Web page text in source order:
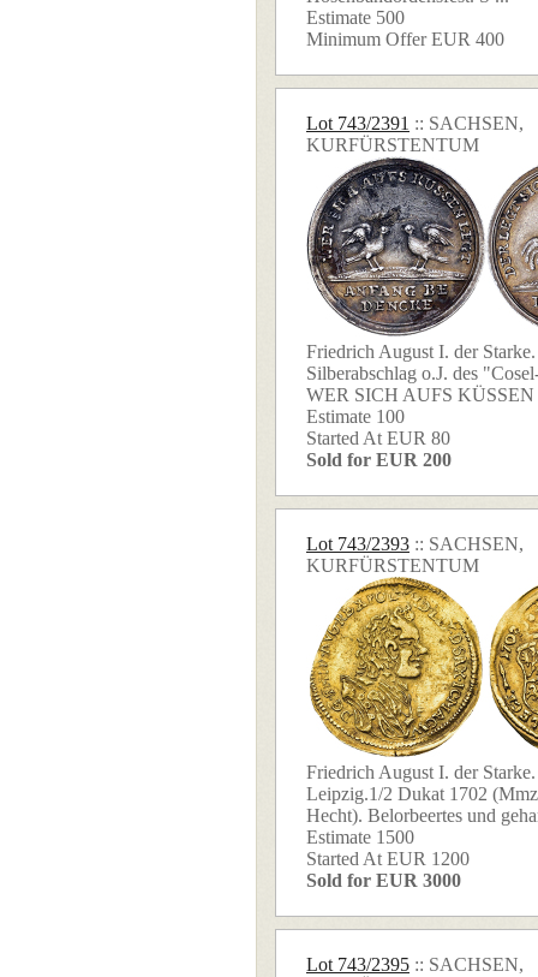
Estimate 500
Minimum Offer EUR 400
Lot 743/2391 :: SACHSEN,
KURFÜRSTENTUM
Friedrich August I. der
Silberabschlag o.J. des
WER SICH AUFS KÜSSEN
Estimate 100
Started At EUR 80
Sold for EUR 200
Lot 743/2393 :: SACHSEN,
KURFÜRSTENTUM
Friedrich August I. der
Leipzig.1/2 Dukat 1702
Hecht). Belorbeertes und
Estimate 1500
Started At EUR 1200
Sold for EUR 3000
Lot 743/2395 :: SACHSEN,